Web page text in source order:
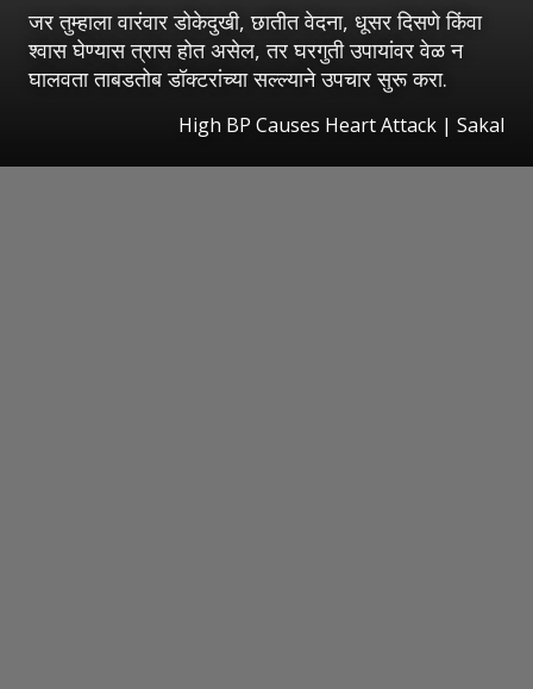
जर तुम्हाला वारंवार डोकेदुखी, छातीत वेदना, धूसर दिसणे किंवा
श्वास घेण्यास त्रास होत असेल, तर घरगुती उपायांवर वेळ न
घालवता ताबडतोब डॉक्टरांच्या सल्ल्याने उपचार सुरू करा.
High BP Causes Heart Attack | Sakal